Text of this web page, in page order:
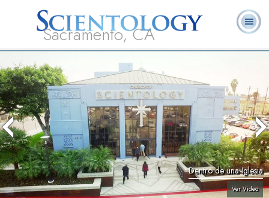
Sacramento, CA
Nosotros
Scientology?
Dentro de una Iglesia
Ver Video